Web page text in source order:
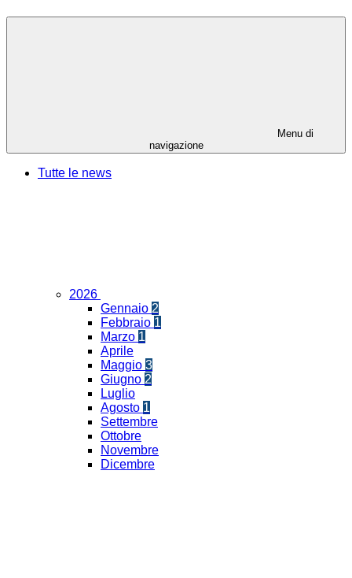
Menu di
navigazione
Tutte le news
2026
Gennaio 2
Febbraio 1
Marzo 1
Aprile
Maggio 3
Giugno 2
Luglio
Agosto 1
Settembre
Ottobre
Novembre
Dicembre